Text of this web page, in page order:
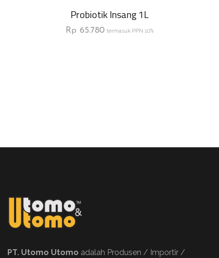
Probiotik Insang 1L
Rp 65.780 termasuk PPN 10%
PT. Utomo Utomo adalah Produsen / Importir /